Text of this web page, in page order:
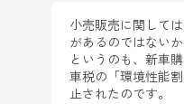
小売販売に関して
があるのではない
というのも、新車
車税の「環境性能
止されたのです。